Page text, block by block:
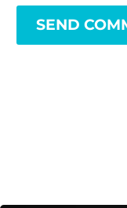
SEND